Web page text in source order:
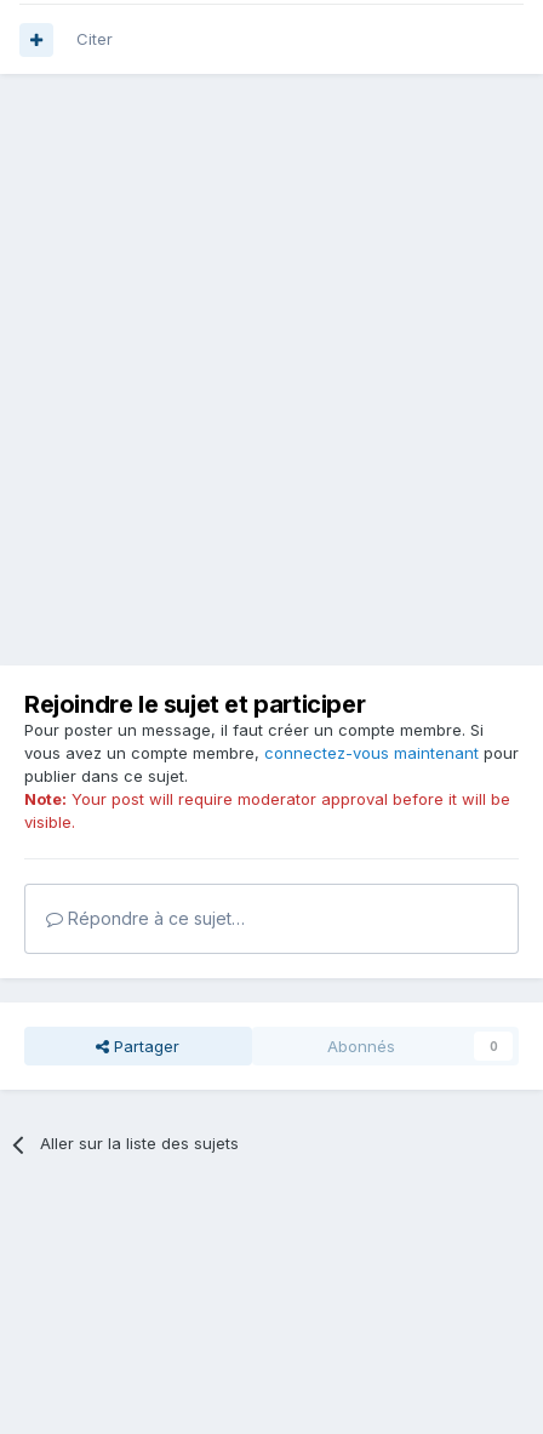
Citer
Rejoindre le sujet et participer
Pour poster un message, il faut créer un compte membre. Si
vous avez un compte membre, connectez-vous maintenant pour
publier dans ce sujet.
Note: Your post will require moderator approval before it will be
visible.
Répondre à ce sujet…
Partager Abonnés 0
Aller sur la liste des sujets